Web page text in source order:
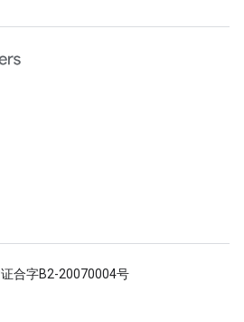
证合字B2-20070004号